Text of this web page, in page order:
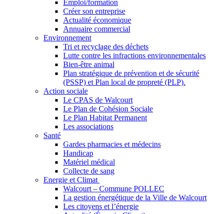
Emploi/formation
Créer son entreprise
Actualité économique
Annuaire commercial
Environnement
Tri et recyclage des déchets
Lutte contre les infractions environnementales
Bien-être animal
Plan stratégique de prévention et de sécurité
(PSSP) et Plan local de propreté (PLP).
Action sociale
Le CPAS de Walcourt
Le Plan de Cohésion Sociale
Le Plan Habitat Permanent
Les associations
Santé
Gardes pharmacies et médecins
Handicap
Matériel médical
Collecte de sang
Energie et Climat
Walcourt – Commune POLLEC
La gestion énergétique de la Ville de Walcourt
Les citoyens et l’énergie